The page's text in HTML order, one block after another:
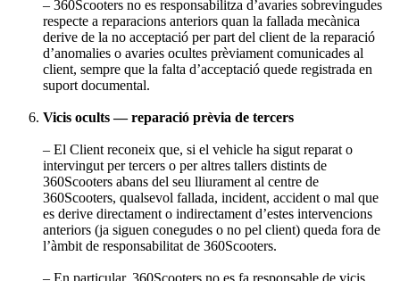
– 360Scooters no es responsabilitza d’avaries sobrevingudes
respecte a reparacions anteriors quan la fallada mecànica
derive de la no acceptació per part del client de la reparació
d’anomalies o avaries ocultes prèviament comunicades al
client, sempre que la falta d’acceptació quede registrada en
suport documental.
Vicis ocults — reparació prèvia de tercers
– El Client reconeix que, si el vehicle ha sigut reparat o
intervingut per tercers o per altres tallers distints de
360Scooters abans del seu lliurament al centre de
360Scooters, qualsevol fallada, incident, accident o mal que
es derive directament o indirectament d’estes intervencions
anteriors (ja siguen conegudes o no pel client) queda fora de
l’àmbit de responsabilitat de 360Scooters.